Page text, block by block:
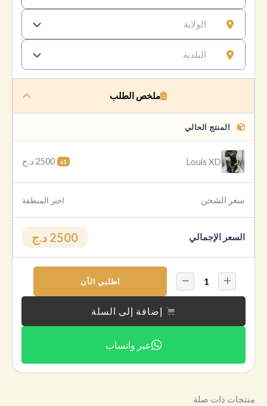
ملخص الطلب
المنتج الحالي
Louis XD
x1 2500 د.ج
سعر الشحن اختر المنطقة
السعر الإجمالي 2500 د.ج
اطلبي الآن
إضافة إلى السلة
عبر واتساب
منتجات ذات صلة